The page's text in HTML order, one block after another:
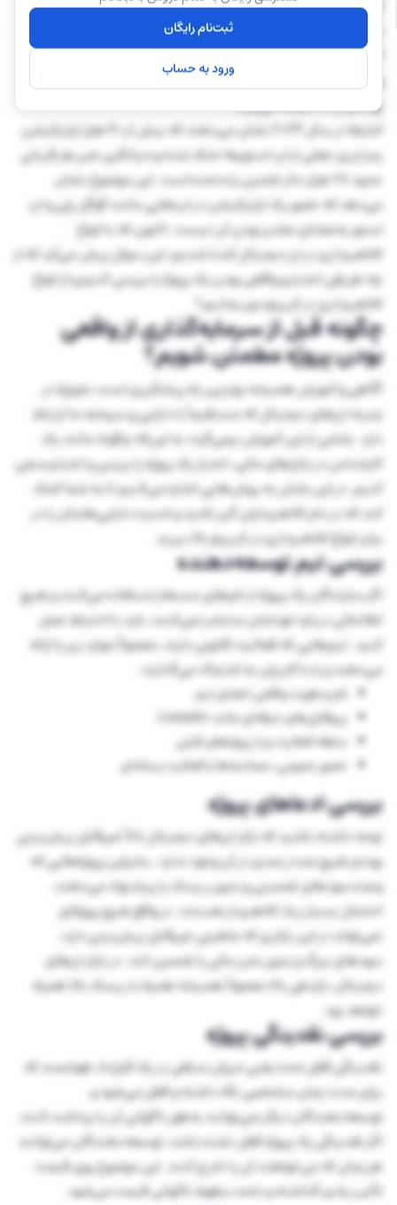
ثبت‌نام رایگان
ورود به حساب
گوگل پلی بود. در واقع نسخه جعلی کاملاً شبیه اپلیکیشن رسمی
موبایل این شرکت طراحی شده بود. در این روش از شما می‌خواهند
که برای ورود به حساب خود، کلید خصوصی و یا عبارات بازیابی را
وارد کنید. در نهایت با استفاده از همین کلید‌ها دارایی‌های کیف
پولتان را به سرقت می‌برند.
آمارها در سال ۲۰۲۴ نشان می‌دهند که بیش از ۴۰ هزار اپلیکیشن
رمز ارزی جعلی از اپ استورها حذف شده‌ و میانگین ضرر هر قربانی
حدود ۲۸ هزار دلار تخمین زده شده است. این موضوع نشان
می‌دهد که حضور یک اپلیکیشن در اپ‌هایی مانند گوگل پلی و اپ
استور به‌معنای معتبر بودن آن نیست. اکنون که با انواع
کلاهبرداری در ارز دیجیتال آشنا شدیم، این سوال پیش می‌آید که از
چه طریقی اعتبار و واقعی بودن یک پروژه را بررسی کنیم و از انواع
کلاهبرداری در کریپتو دور بمانیم؟
چگونه قبل از سرمایه‌گذاری از واقعی
بودن پروژه مطمئن شویم؟
آگاهی و آمورش همیشه بهترین راه پیشگیری است، به‌ویژه در
زمینه ارزهای دیجیتال که مستقیماً با دارایی و سرمایه ما ارتباط
دارد. بخشی از این آموزش برمی‌گردد به این‌که چگونه مانند یک
کارشناس در بازارهای مالی، اعتبار یک پروژه را بررسی و اعتبارسنجی
کنیم. در این بخش به روش‌هایی اشاره می‌کنیم تا به شما کمک
کند که در دام کلاهبرداران گیر نکنید و امنیت دارایی‌هایتان را در
برابر انواع کلاهبرداری در کریپتو بالا ببرید.
بررسی تیم توسعه‌دهنده
اگر سازندگان یک پروژه از نام‌های مستعار استفاده می‌کنند و هیچ
اطلاعاتی درباره خودشان منتشر نمی‌کنند، باید با احتیاط عمل
کنید. تیم‌هایی که فعالیت قانونی دارند، معمولاً موارد زیر را ارائه
می‌دهند و یا با کاربران به اشتراک می‌گذارند:
نام و هویت واقعی اعضای تیم
پروفایل‌های حرفه‌ای مانند LinkedIn
سابقه فعالیت و یا پروژه‌های قبلی
حضور عمومی، مصاحبه‌ها یا فعالیت رسانه‌ای
بررسی ادعاهای پروژه
توجه داشته باشید که بازار ارزهای دیجیتال ذاتاً غیرقابل‌ پیش‌بینی
بوده و هیچ صددر صدی در آن وجود ندارد. بنابراین پروژه‌هایی که
وعده‌ سودهای تضمینی و بدون ریسک را پیشنهاد می‌دهند،
احتمال بسیار زیاد کلاهبردار هستند. در واقع هیچ پروژه‌ای
نمی‌تواند در این بازاری که ماهیتی غیرقابل پیش‌بینی دارد،
سودهای بزرگ و بدون ضرر مالی را تضمین کند. در بازار ارزهای
دیجیتال، بازدهی بالا معمولاً همیشه همراه با ریسک بالا همراه
خواهد بود.
بررسی نقدینگی پروژه
نقدینگی قفل شده یعنی میزان مبلغی در یک قرارداد هوشمند که
برای مدت زمان مشخصی نگه داشته و قفل می‌شود و
توسعه‌دهندگان دیگر نمی‌توانند به‌طور ناگهانی آن را برداشت کنند.
اگر نقدینگی یک پروژه قفل نشده باشد، توسعه‌دهندگان می‌توانند
هر زمان که می‌خواهند آن را خارج کنند. این موضوع روی قیمت
تأثیر زیادی گذاشته و باعث سقوط ناگهانی قیمت می‌شود.